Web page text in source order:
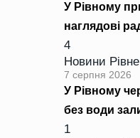
У Рівному
наглядові
4
Новини Рівне
7 серпня 2026
У Рівному
без води
1